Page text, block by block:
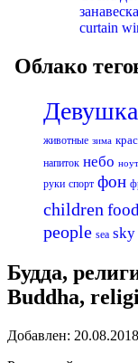
curtain
Облако
Девушка
животные зима
напиток небо
руки спорт фон
children
people sea sky
Будда,
Buddha,
Добавлен: 20.08.2018